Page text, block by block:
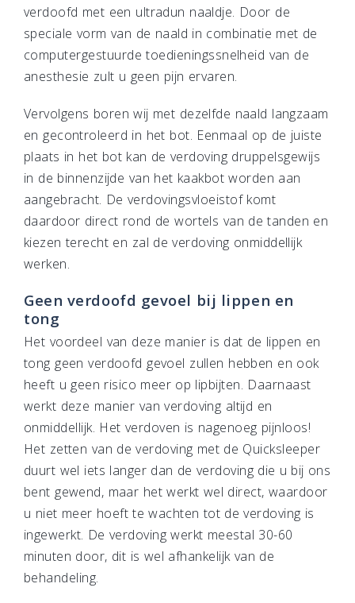
verdoofd met een ultradun naaldje. Door de
speciale vorm van de naald in combinatie met de
computergestuurde toedieningssnelheid van de
anesthesie zult u geen pijn ervaren.
Vervolgens boren wij met dezelfde naald langzaam
en gecontroleerd in het bot. Eenmaal op de juiste
plaats in het bot kan de verdoving druppelsgewijs
in de binnenzijde van het kaakbot worden aan
aangebracht. De verdovingsvloeistof komt
daardoor direct rond de wortels van de tanden en
kiezen terecht en zal de verdoving onmiddellijk
werken.
Geen verdoofd gevoel bij lippen en
tong
Het voordeel van deze manier is dat de lippen en
tong geen verdoofd gevoel zullen hebben en ook
heeft u geen risico meer op lipbijten. Daarnaast
werkt deze manier van verdoving altijd en
onmiddellijk. Het verdoven is nagenoeg pijnloos!
Het zetten van de verdoving met de Quicksleeper
duurt wel iets langer dan de verdoving die u bij ons
bent gewend, maar het werkt wel direct, waardoor
u niet meer hoeft te wachten tot de verdoving is
ingewerkt. De verdoving werkt meestal 30-60
minuten door, dit is wel afhankelijk van de
behandeling.